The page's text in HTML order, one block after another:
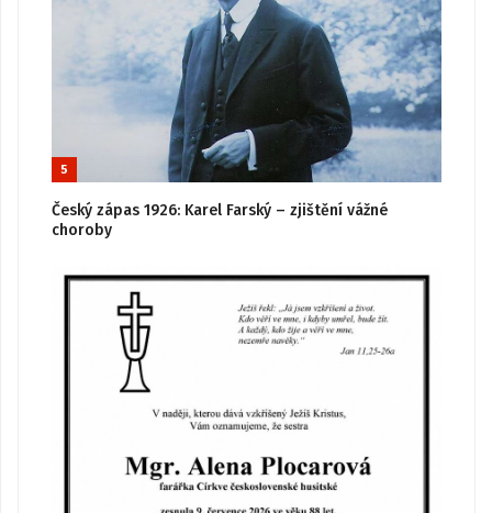
5
Český zápas 1926: Karel Farský – zjištění vážné
choroby